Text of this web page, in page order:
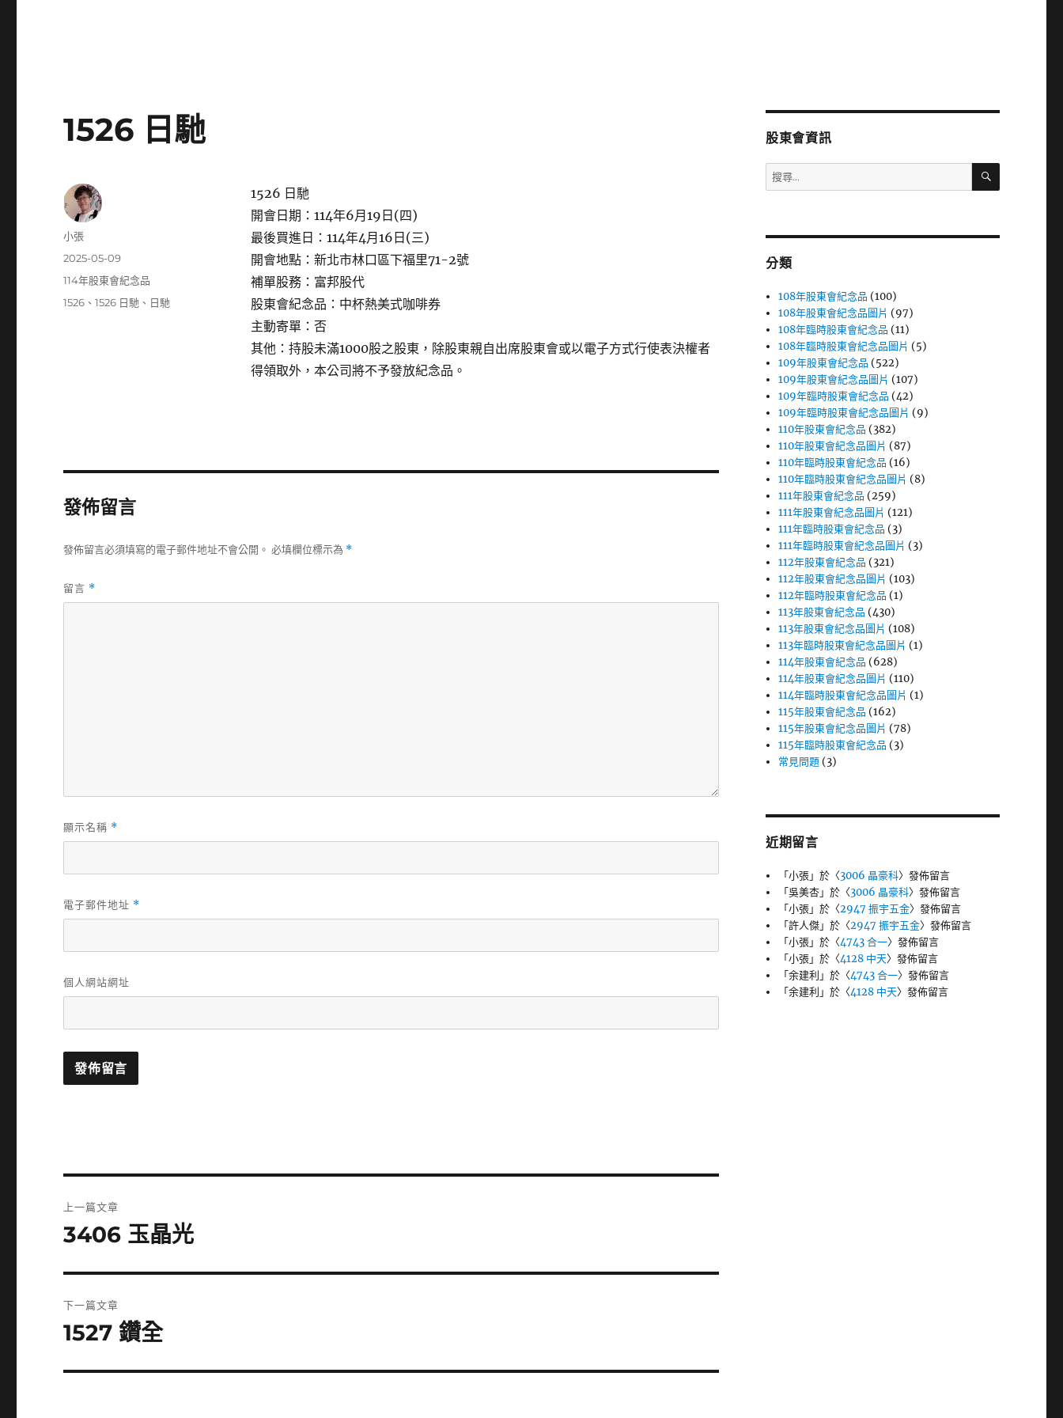
1526 日馳
1526 日馳
開會日期：114年6月19日(四)
最後買進日：114年4月16日(三)
開會地點：新北市林口區下福里71-2號
補單股務：富邦股代
股東會紀念品：中杯熱美式咖啡券
主動寄單：否
其他：持股未滿1000股之股東，除股東親自出席股東會或以電子方式行使表決權者
得領取外，本公司將不予發放紀念品。
作
小張
發
期:
2025-05-09
分
114年股東會紀念品
標
1526 、1526 日馳 、 日馳
發佈留言
發佈留言必須填寫的電子郵件地址不會公開。 必填欄位標示為 *
留言 *
顯示名稱 *
電子郵件地址 *
個人網站網址
章
上一篇文章
上
篇
文
3406 玉晶光
下一篇文章
下
篇
1527 鑽全
股東會資訊
搜
尋
字:
搜
分類
108年股東會紀念品 (100)
108年股東會紀念品圖片 (97)
108年臨時股東會紀念品 (11)
108年臨時股東會紀念品圖片 (5)
109年股東會紀念品 (522)
109年股東會紀念品圖片 (107)
109年臨時股東會紀念品 (42)
109年臨時股東會紀念品圖片 (9)
110年股東會紀念品 (382)
110年股東會紀念品圖片 (87)
110年臨時股東會紀念品 (16)
110年臨時股東會紀念品圖片 (8)
111年股東會紀念品 (259)
111年股東會紀念品圖片 (121)
111年臨時股東會紀念品 (3)
111年臨時股東會紀念品圖片 (3)
112年股東會紀念品 (321)
112年股東會紀念品圖片 (103)
112年臨時股東會紀念品 (1)
113年股東會紀念品 (430)
113年股東會紀念品圖片 (108)
113年臨時股東會紀念品圖片 (1)
114年股東會紀念品 (628)
114年股東會紀念品圖片 (110)
114年臨時股東會紀念品圖片 (1)
115年股東會紀念品 (162)
115年股東會紀念品圖片 (78)
115年臨時股東會紀念品 (3)
常見問題 (3)
近期留言
「小張」於〈3006 晶豪科〉發佈留言
「吳美杏」於〈3006 晶豪科〉發佈留言
「小張」於〈2947 振宇五金〉發佈留言
「許人傑」於〈2947 振宇五金〉發佈留言
「小張」於〈4743 合一〉發佈留言
「小張」於〈4128 中天〉發佈留言
「余建利 」於〈4743 合一〉發佈留言
「余建利 」於〈4128 中天〉發佈留言